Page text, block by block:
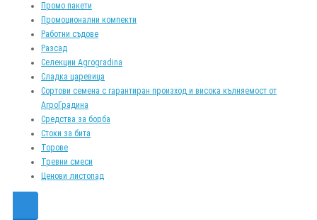
Промо пакети
Промоционални компекти
Работни съдове
Разсад
Селекции Agrogradina
Сладка царевица
Сортови семена с гарантиран произход и висока кълняемост от
АгроГрадина
Средства за борба
Стоки за бита
Торове
Тревни смеси
Ценови листопад